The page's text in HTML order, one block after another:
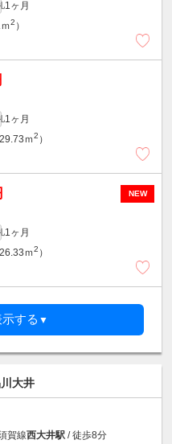
1ヶ月
2 ）
1ヶ月
ｍ2 ）
NEW
1ヶ月
ｍ2 ）
する ▼
大井
賀線西大井駅 / 徒歩8分